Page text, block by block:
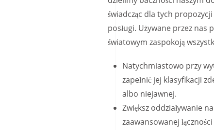
świadcząc dla tych
posługi. Używane przez
światowym zaspokoją
Natychmiastowo przy
zapełnić jej klasyfikacji
albo niejawnej.
Zwiększ oddziaływanie
zaawansowanej